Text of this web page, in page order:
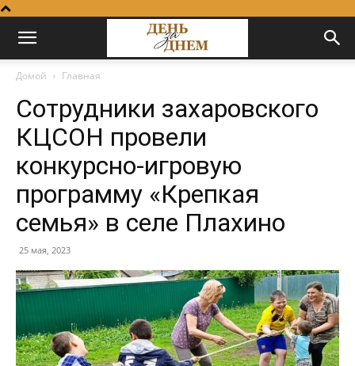
Домой Главная
Сотрудники захаровского
КЦСОН провели
конкурсно-игровую
программу «Крепкая
семья» в селе Плахино
25 мая, 2023